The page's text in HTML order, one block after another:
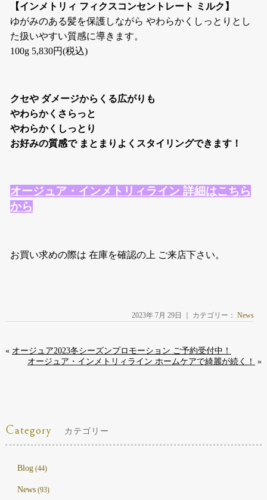
【インメトリィ フィクスコンセントレート ミルク】
ゆがみのある髪を保護しながら やわらかくしっとりとし
た扱いやすい質感に導きます。
100g 5,830円(税込)
クセや ダメージからくる広がりも
やわらかくさらっと
やわらかくしっとり
お好みの質感で まとまりよくスタイリングできます！
オージュア・インメトリィライン 詳細はこちら
から
お買い求めの際は 在庫を確認の上 ご来店下さい。
2023年 7月 29日 ｜ カテゴリー：News
« オージュア2023冬シーズンプロモーション ご予約受付中！
オージュア・インメトリィライン ホームケアで綺麗が続く！
»
Category カテゴリー
Blog(44)
News(93)